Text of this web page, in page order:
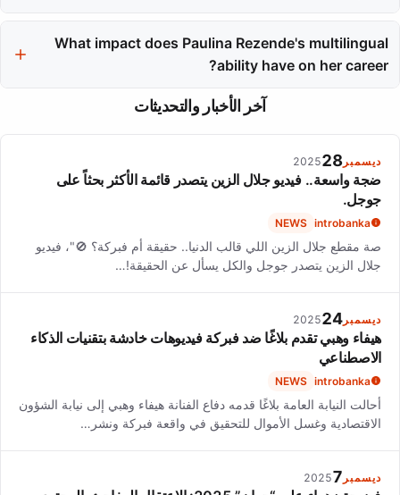
navigates both traditional entertainment and digital media
platforms.
What impact does Paulina Rezende's multilingual
ability have on her career?
Her fluency in multiple languages broadens her opportunities in
international roles and allows her to appeal to a wider audience.
آخر الأخبار والتحديثات
ديسمبر 28
2025
ضجة واسعة.. فيديو جلال الزين يتصدر قائمة الأكثر بحثاً على
جوجل.
introbanka
NEWS
صة مقطع جلال الزين اللي قالب الدنيا.. حقيقة أم فبركة؟ 🚫"، فيديو
جلال الزين يتصدر جوجل والكل يسأل عن الحقيقة!…
ديسمبر 24
2025
هيفاء وهبي تقدم بلاغًا ضد فبركة فيديوهات خادشة بتقنيات الذكاء
الاصطناعي
introbanka
NEWS
أحالت النيابة العامة بلاغًا قدمه دفاع الفنانة هيفاء وهبي إلى نيابة الشؤون
الاقتصادية وغسل الأموال للتحقيق في واقعة فبركة ونشر…
ديسمبر 7
2025